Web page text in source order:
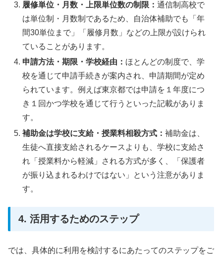
履修単位・月数・上限単位数の制限：通信制高校で
は単位制・月数制であるため、自治体補助でも「年
間30単位まで」「履修月数」などの上限が設けられ
ていることがあります。
申請方法・期限・学校経由： ほとんどの制度で、学
校を通じて申請手続きが案内され、申請期間が定め
られています。例えば東京都では申請を１年度につ
き１回かつ学校を通じて行うといった記載がありま
す。
補助金は学校に支給・授業料相殺方式：補助金は、
生徒へ直接支給されるケースよりも、学校に支給さ
れ「授業料から軽減」される方式が多く、「保護者
が振り込まれるわけではない」という注意がありま
す。
4. 活用するためのステップ
では、具体的に利用を検討するにあたってのステップをご